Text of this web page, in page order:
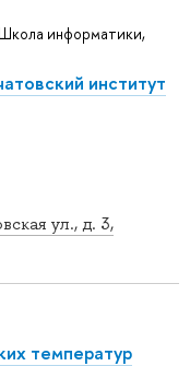
ул., д. 3,
информатики,
институт
температур